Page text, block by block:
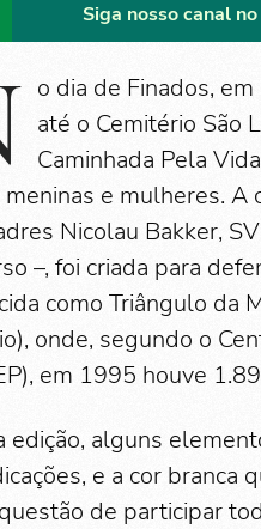
Siga nosso canal
o dia de Finados,
até o Cemitério São
Caminhada Pela
meninas e mulheres. A
Nicolau Bakker,
–, foi criada para
como Triângulo da
onde, segundo o
em 1995 houve
edição, alguns
e a cor branca
de participar